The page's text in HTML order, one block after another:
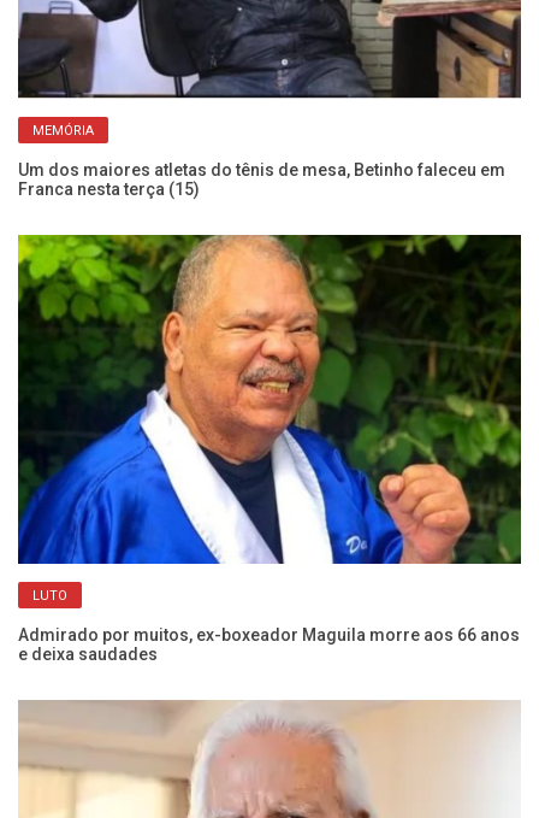
MEMÓRIA
Um dos maiores atletas do tênis de mesa, Betinho faleceu em
Franca nesta terça (15)
LUTO
Admirado por muitos, ex-boxeador Maguila morre aos 66 anos
e deixa saudades